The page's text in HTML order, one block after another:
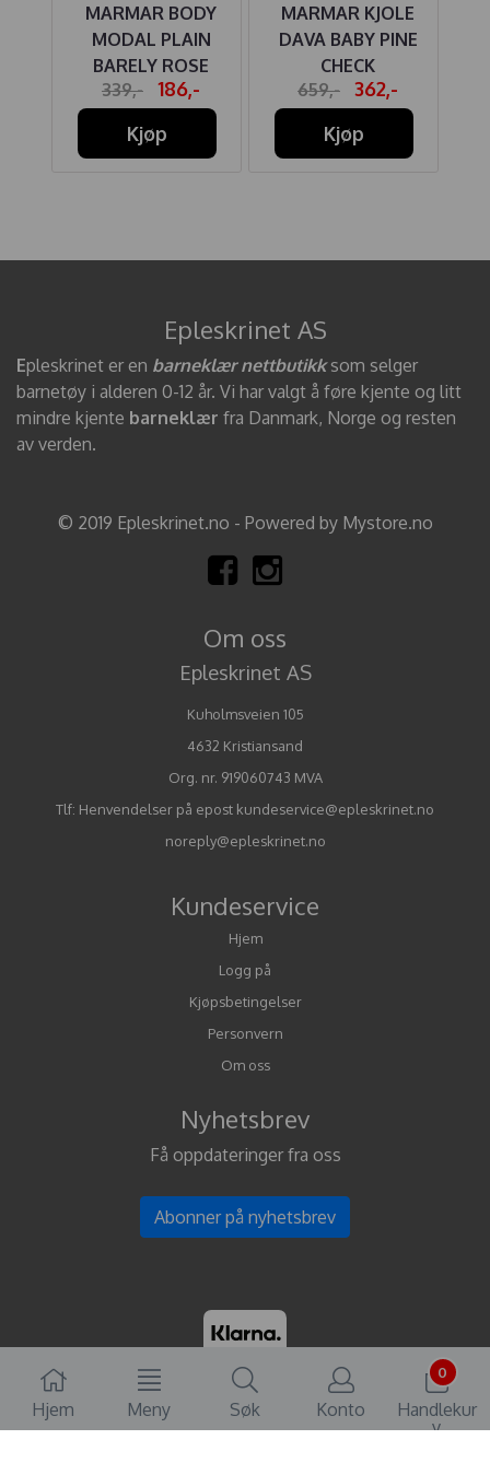
Hjem Meny Søk Konto
0
Handlekur
v
MARMAR BODY
MODAL PLAIN
BARELY ROSE
339,-
186,-
Kjøp
MARMAR KJOLE
DAVA BABY PINE
CHECK
659,-
362,-
Kjøp
Epleskrinet AS
Epleskrinet er en barneklær nettbutikksom selger
barnetøy i alderen 0-12 år. Vi har valgt å føre kjente og litt
mindre kjente barneklær fra Danmark, Norge og resten
av verden.
© 2019 Epleskrinet.no - Powered by Mystore.no
Om oss
Epleskrinet AS
Kuholmsveien 105
4632 Kristiansand
Org. nr. 919060743 MVA
Tlf: Henvendelser på epost kundeservice@epleskrinet.no
noreply@epleskrinet.no
Kundeservice
Hjem
Logg på
Kjøpsbetingelser
Personvern
Om oss
Nyhetsbrev
Få oppdateringer fra oss
Abonner på nyhetsbrev